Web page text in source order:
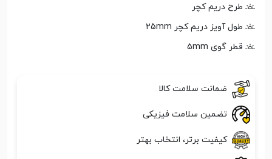
طرح دریم کچر
طول آویز دریم کچر 25mm
قطر گوی 5mm
ضمانت سلامت کالا
تضمین سلامت فیزیکی
کیفیت برتر، انتخاب بهتر